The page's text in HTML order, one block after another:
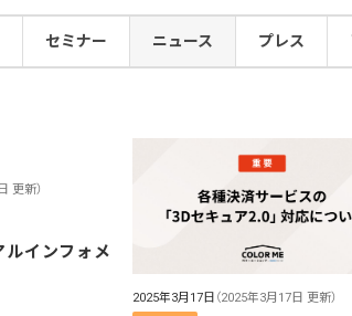
セミナー ニュース プレス
更新）
ルインフォメ
2025年3月17日 （2025年3月17日 更新）